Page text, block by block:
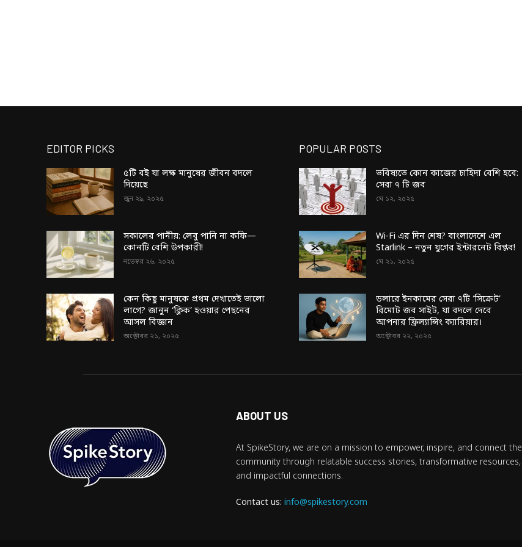
EDITOR PICKS
৫টি বই যা লক্ষ মানুষের জীবন বদলে
দিয়েছে
জুন ২৯, ২০২৫
সকালের পানীয়: লেবু পানি না কফি—
কোনটি বেশি উপকারী!
নভেম্বর ২৬, ২০২৫
কেন কিছু মানুষকে প্রথম দেখাতেই ভালো
লাগে? জানুন ‘ক্লিক’ হওয়ার পেছনের
আসল বিজ্ঞান
অক্টোবর ২১, ২০২৫
POPULAR POSTS
ভবিষ্যতে কোন কাজের চাহিদা বেশি হবে:
সেরা ৭ টি জব
মে ১২, ২০২৫
Wi-Fi এর দিন শেষ? বাংলাদেশে এল
Starlink – নতুন যুগের ইন্টারনেট বিপ্লব!
মে ২১, ২০২৫
ডলারে ইনকামের সেরা ৭টি ‘সিক্রেট’
রিমোট জব সাইট, যা বদলে দেবে
আপনার ফ্রিল্যান্সিং ক্যারিয়ার।
অক্টোবর ২২, ২০২৫
ABOUT US
At SpikeStory, we are on a mission to empower, inspire, and connect the
community through relatable success stories, transformative resources,
and impactful connections.
Contact us: info@spikestory.com